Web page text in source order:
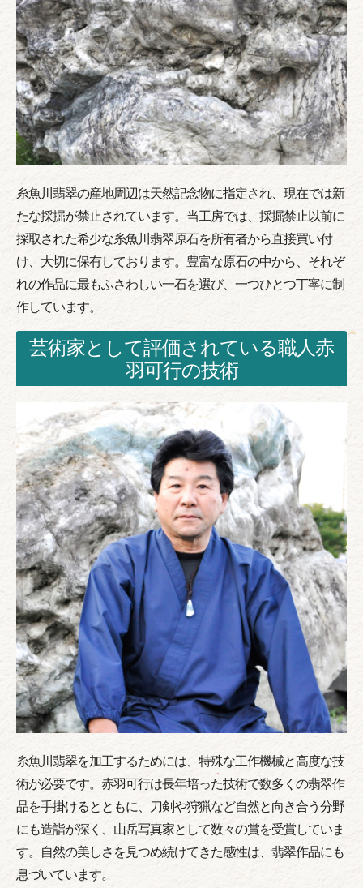
糸魚川翡翠の産地周辺は天然記念物に指定され、現在では新
たな採掘が禁止されています。当工房では、採掘禁止以前に
採取された希少な糸魚川翡翠原石を所有者から直接買い付
け、大切に保有しております。豊富な原石の中から、それぞ
れの作品に最もふさわしい一石を選び、一つひとつ丁寧に制
作しています。
芸術家として評価されている職人赤
羽可行の技術
糸魚川翡翠を加工するためには、特殊な工作機械と高度な技
術が必要です。赤羽可行は長年培った技術で数多くの翡翠作
品を手掛けるとともに、刀剣や狩猟など自然と向き合う分野
にも造詣が深く、山岳写真家として数々の賞を受賞していま
す。自然の美しさを見つめ続けてきた感性は、翡翠作品にも
息づいています。